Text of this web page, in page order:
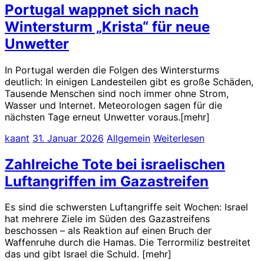
Portugal wappnet sich nach
Wintersturm „Krista“ für neue
Unwetter
In Portugal werden die Folgen des Wintersturms
deutlich: In einigen Landesteilen gibt es große Schäden,
Tausende Menschen sind noch immer ohne Strom,
Wasser und Internet. Meteorologen sagen für die
nächsten Tage erneut Unwetter voraus.[mehr]
kaant 31. Januar 2026 Allgemein Weiterlesen
Zahlreiche Tote bei israelischen
Luftangriffen im Gazastreifen
Es sind die schwersten Luftangriffe seit Wochen: Israel
hat mehrere Ziele im Süden des Gazastreifens
beschossen – als Reaktion auf einen Bruch der
Waffenruhe durch die Hamas. Die Terrormiliz bestreitet
das und gibt Israel die Schuld. [mehr]